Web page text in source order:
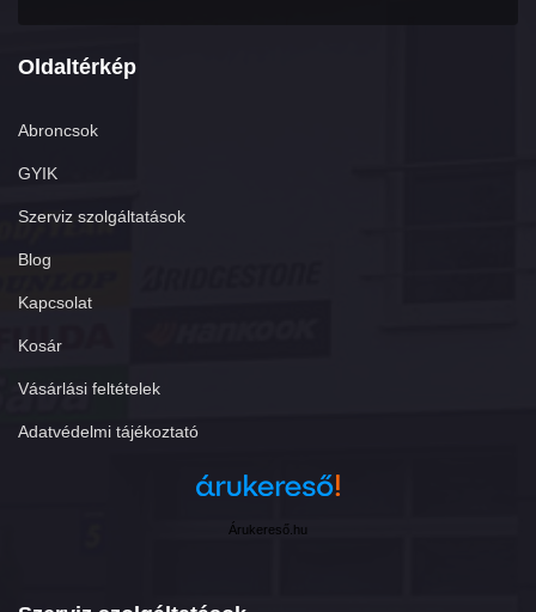
Oldaltérkép
Abroncsok
GYIK
Szerviz szolgáltatások
Blog
Kapcsolat
Kosár
Vásárlási feltételek
Adatvédelmi tájékoztató
Árukereső.hu